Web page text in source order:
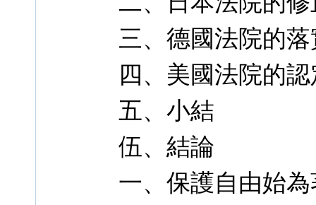
三、德國法院的
四、美國法院的
五、小結
伍、結論
一、保護自由始